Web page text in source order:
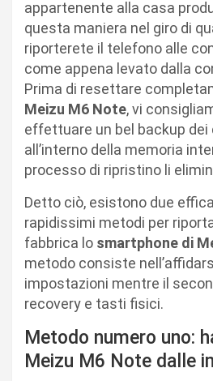
appartenente alla casa
questa maniera nel giro di
riporterete il telefono alle
come appena levato dalla
Prima di resettare
Meizu M6 Note, vi
effettuare un bel backup dei
all’interno della memoria
processo di ripristino li
Detto ciò, esistono due
rapidissimi metodi per
fabbrica lo smartphone di
metodo consiste
impostazioni mentre il
recovery e tasti fisici.
Metodo numero uno:
Meizu M6 Note dalle